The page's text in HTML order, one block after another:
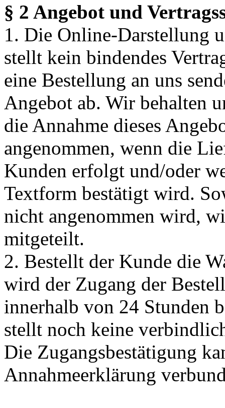
§ 2 Angebot und
1. Die Online-Darstellung
stellt kein bindendes
eine Bestellung an uns
Angebot ab. Wir behalten
die Annahme dieses
angenommen, wenn die
Kunden erfolgt und/oder
Textform bestätigt wird.
nicht angenommen wird,
mitgeteilt.
2. Bestellt der Kunde die
wird der Zugang der
innerhalb von 24 Stunden
stellt noch keine
Die Zugangsbestätigung
Annahmeerklärung